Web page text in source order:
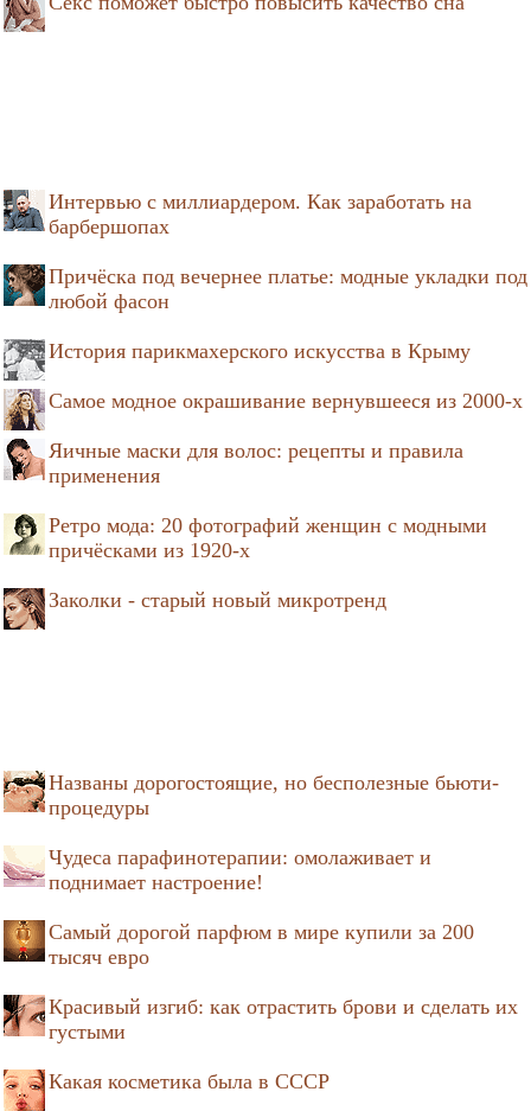
Интервью с миллиардером. Как заработать на
барбершопах
Причёска под вечернее платье: модные укладки под
любой фасон
История парикмахерского искусства в Крыму
Самое модное окрашивание вернувшееся из 2000-х
Яичные маски для волос: рецепты и правила
применения
Ретро мода: 20 фотографий женщин с модными
причёсками из 1920-х
Заколки - старый новый микротренд
Названы дорогостоящие, но бесполезные бьюти-
процедуры
Чудеса парафинотерапии: омолаживает и
поднимает настроение!
Самый дорогой парфюм в мире купили за 200
тысяч евро
Красивый изгиб: как отрастить брови и сделать их
густыми
Какая косметика была в СССР